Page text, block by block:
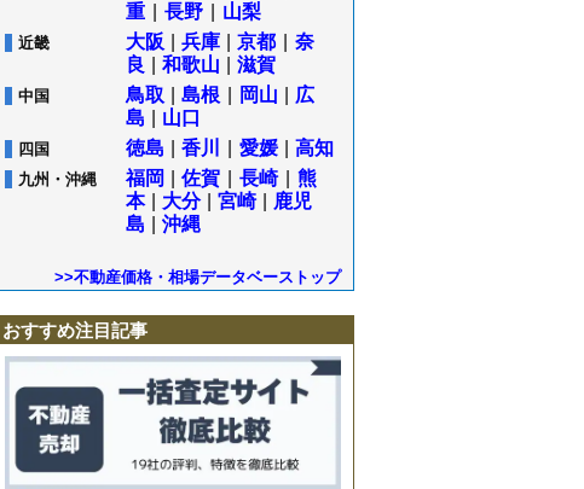
重
長野 山梨
近畿 大阪 兵庫 京都
奈
良
和歌山 滋賀
中国 鳥取 島根 岡山
広
島
山口
四国 徳島 香川 愛媛 高知
九州・沖縄 福岡 佐賀 長崎
熊
本
大分 宮崎
鹿児
島
沖縄
>>不動産価格・相場データベーストップ
おすすめ注目記事